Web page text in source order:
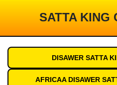
SATTA KING
DISAWER SATTA
AFRICAA DISAWER